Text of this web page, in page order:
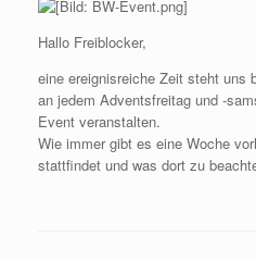
Hallo Freiblocker,
eine ereignisreiche Zeit steht uns
an jedem Adventsfreitag und -
Event veranstalten.
Wie immer gibt es eine Woche
stattfindet und was dort zu